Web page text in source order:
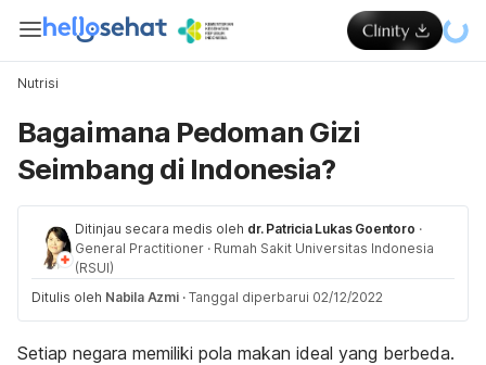
Nutrisi
Bagaimana Pedoman Gizi
Seimbang di Indonesia?
Ditinjau secara medis oleh dr. Patricia Lukas Goentoro ·
General Practitioner · Rumah Sakit Universitas Indonesia
(RSUI)
Ditulis oleh Nabila Azmi · Tanggal diperbarui 02/12/2022
Setiap negara memiliki pola makan ideal yang berbeda.